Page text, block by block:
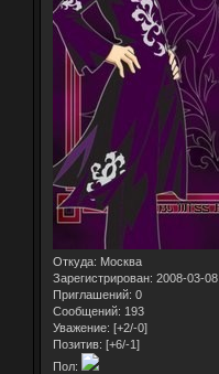
Откуда: Москва
Зарегистрирован: 2008-03-08
Приглашений: 0
Сообщений: 193
Уважение: [+2/-0]
Позитив: [+6/-1]
Пол: